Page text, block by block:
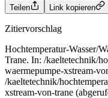
Teilen Link kopieren
Zitiervorschlag
Hochtemperatur-Wasser/
Trane. In: /kaeltetechnik/
waermepumpe-xstream-
/kaeltetechnik/
xstream-von-trane